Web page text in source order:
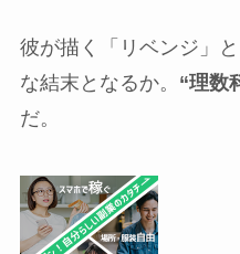
彼が描く「リベンジ」
な結末となるか。 “理数
だ。